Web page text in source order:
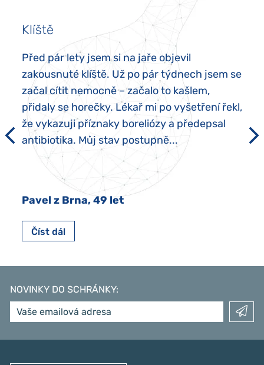
kovem nebo aromatickými potravinami.
Klíště
Před pár lety jsem si na jaře objevil
zakousnuté klíště. Už po pár týdnech jsem se
začal cítit nemocně – začalo to kašlem,
přidaly se horečky. Lékař mi po vyšetření řekl,
že vykazuji příznaky boreliózy a předepsal
antibiotika. Můj stav postupně...
Pavel z Brna, 49 let
Číst dál
NOVINKY DO SCHRÁNKY: